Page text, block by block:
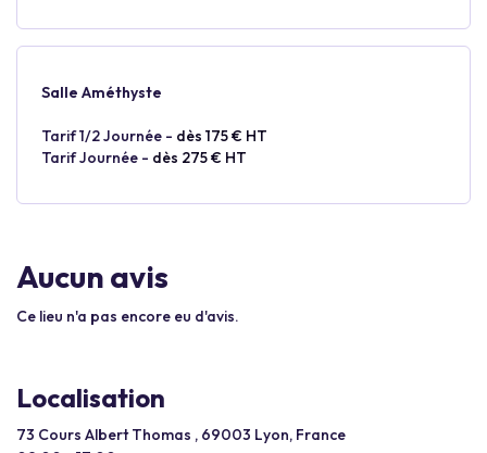
Salle Améthyste
Tarif 1/2 Journée - dès 175 € HT
Tarif Journée - dès 275 € HT
Aucun avis
Ce lieu n'a pas encore eu d'avis.
Localisation
73 Cours Albert Thomas , 69003 Lyon, France